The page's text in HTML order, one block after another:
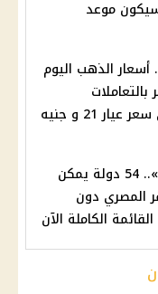
موعد
الذهب اليوم
بالتعاملات
المسائية | مفاجأة في سعر عيار 21 و جنيه
«بشرى سارة للمصريين».. 54 دولة يمكن
المصري دون
الكاملة الآن